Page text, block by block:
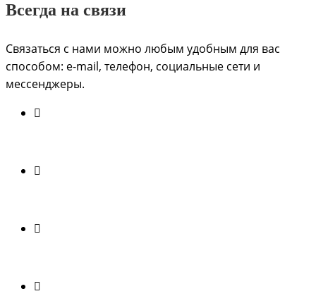
Всегда на связи
Связаться с нами можно любым удобным для вас
способом: e-mail, телефон, социальные сети и
мессенджеры.